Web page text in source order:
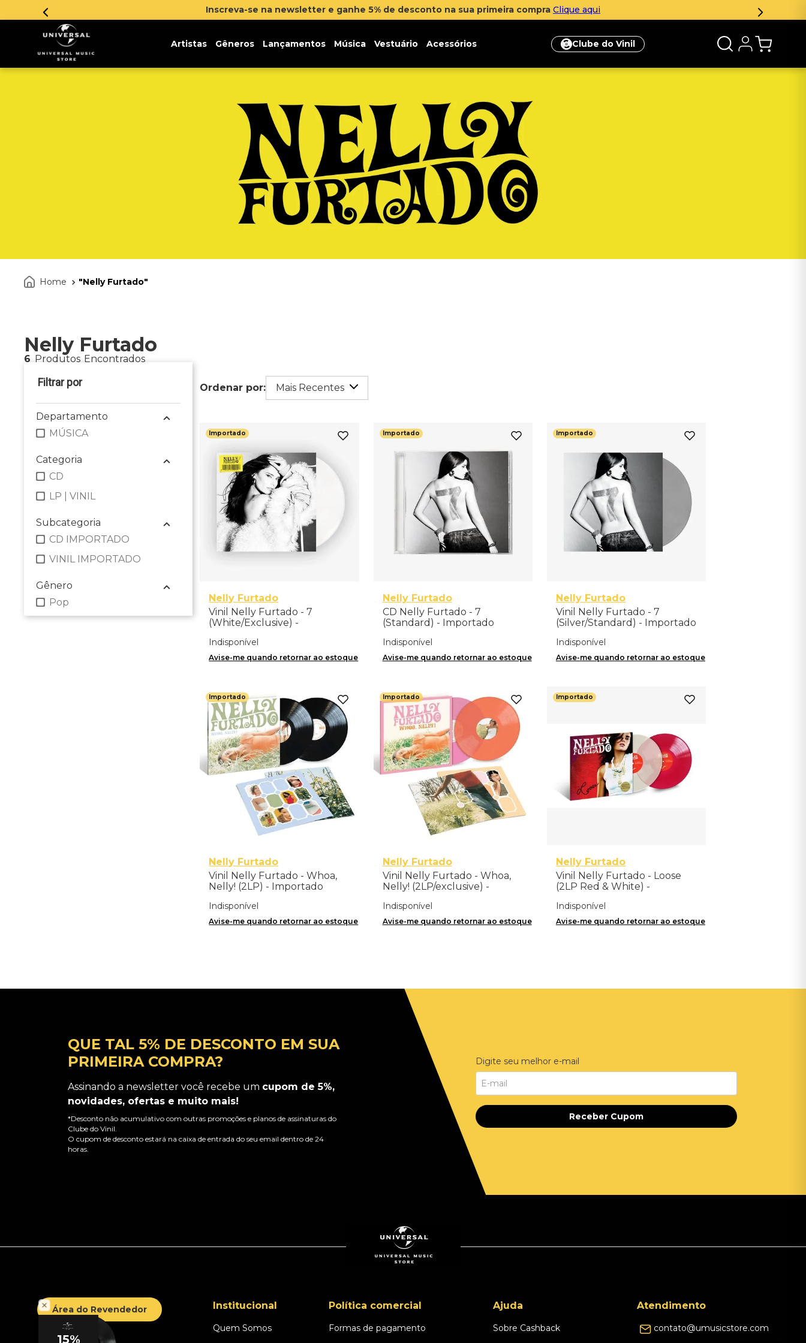
Inscreva-se na newsletter e ganhe 5% de desconto na sua primeira compra Clique aqui
Artistas Gêneros Lançamentos Música Vestuário Acessórios Clube do Vinil
Nelly Furtado
Nelly Furtado
6 Produtos
Departamento
MÚSICA
Categoria
CD
LP | VINIL
Subcategoria
CD IMPORTADO
VINIL IMPORTADO
Gênero
Pop
Mais Recentes
Importado
Nelly Furtado
Vinil Nelly Furtado - 7
(White/Exclusive) -
Indisponível
Avise-me quando retornar ao estoque
Importado
Nelly Furtado
CD Nelly Furtado - 7
(Standard) - Importado
Indisponível
Avise-me quando retornar ao estoque
Importado
Nelly Furtado
Vinil Nelly Furtado - 7
(Silver/Standard) - Importado
Indisponível
Avise-me quando retornar ao estoque
Importado
Nelly Furtado
Vinil Nelly Furtado - Whoa,
Nelly! (2LP) - Importado
Indisponível
Avise-me quando retornar ao estoque
Importado
Nelly Furtado
Vinil Nelly Furtado - Whoa,
Nelly! (2LP/exclusive) -
Indisponível
Avise-me quando retornar ao estoque
Importado
Nelly Furtado
Vinil Nelly Furtado - Loose
(2LP Red & White) -
Indisponível
Avise-me quando retornar ao estoque
QUE TAL 5% DE DESCONTO EM SUA
PRIMEIRA COMPRA?
Assinando a newsletter você recebe um cupom de 5%,
novidades, ofertas e muito mais!
*Desconto não acumulativo com outras promoções e planos de assinaturas do
Clube do Vinil.
O cupom de desconto estará na caixa de entrada do seu email dentro de 24
horas.
Digite seu melhor e-mail
Receber Cupom
Área do Revendedor Institucional
Quem Somos
Política comercial
Formas de pagamento
Ajuda
Sobre Cashback
Atendimento
contato@umusicstore.com